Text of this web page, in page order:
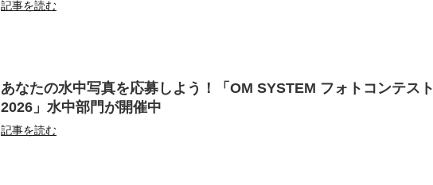
記事を読む
あなたの水中写真を応募しよう！「OM SYSTEM フォトコンテスト
2026」水中部門が開催中
記事を読む